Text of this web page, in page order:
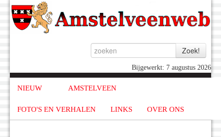
Bijgewerkt: 7 augustus 2026
NIEUW AMSTELVEEN
FOTO'S EN VERHALEN LINKS OVER ONS